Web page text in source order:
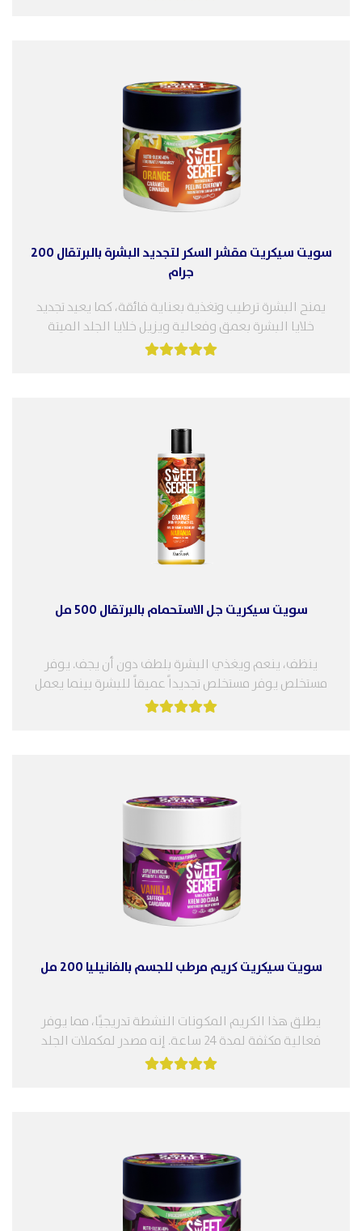
سويت سيكريت مقشر السكر لتجديد البشرة بالبرتقال 200
جرام
يمنح البشرة ترطيب وتغذية بعناية فائقة، كما يعيد تجديد
خلايا البشرة بعمق وفعالية ويزيل خلايا الجلد الميتة
ويضيف النعومة بشكل...
سويت سيكريت جل الاستحمام بالبرتقال 500 مل
ينظف، ينعم ويغذي البشرة بلطف دون أن يجف. يوفر
مستخلص يوفر مستخلص تجديداً عميقاً للبشرة بينما يعمل
زيت القرفة على...
سويت سيكريت كريم مرطب للجسم بالفانيليا 200 مل
يطلق هذا الكريم المكونات النشطة تدريجيًا، مما يوفر
فعالية مكثفة لمدة 24 ساعة. إنه مصدر لمكملات الجلد
بفيتامين أ والسيليكون،...